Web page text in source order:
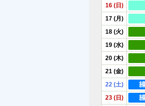
16 (日)
17 (月)
18 (火)
19 (水)
20 (木)
21 (金)
22 (土)
23 (日)